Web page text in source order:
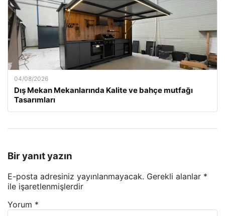
04/08/2026
Dış Mekan Mekanlarında Kalite ve bahçe mutfağı
Tasarımları
Bir yanıt yazın
E-posta adresiniz yayınlanmayacak. Gerekli alanlar *
ile işaretlenmişlerdir
Yorum *